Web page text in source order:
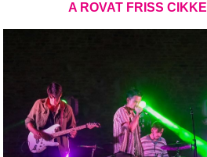
A ROVAT FRISS CIKKEI